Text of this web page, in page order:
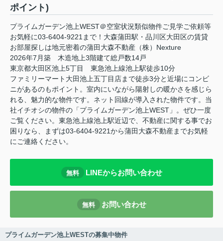
ポイント)
プライムガーデン池上WEST＠空室状況類似物件ご見学ご依頼等
お気軽に03-6404-9221まで！大森蒲田駅・品川区大田区の賃貸
お部屋探しは地元密着の蒲田大森不動産（株）Nexture
2026年7月築 木造地上3階建て総戸数14戸
東京都大田区池上5丁目 東急池上線池上駅徒歩10分
ファミリーマート大田池上五丁目店まで徒歩3分と近場にコンビ
ニがあるのもポイント。室内にいながら陽射しの暖かさを感じら
れる、魅力的な物件です。ネット回線が導入された物件です。当
社イチオシの物件の「プライムガーデン池上WEST」。ぜひ一度
ご覧ください。東急池上線池上駅近辺で、不動産に関する事でお
困りなら、まずは03-6404-9221から蒲田大森不動産までお気軽
にご連絡ください。
無料 LINEからお問い合わせ
無料 お問い合わせ
プライムガーデン池上WESTの募集中物件